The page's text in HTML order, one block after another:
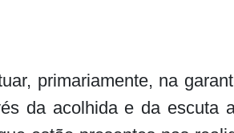
primariamente, na
da acolhida e da escuta